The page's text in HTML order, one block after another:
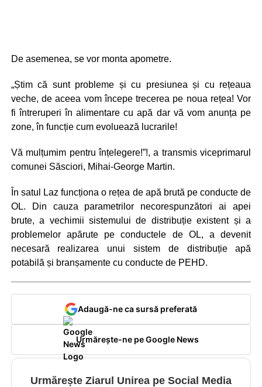
De asemenea, se vor monta apometre.
„Știm că sunt probleme și cu presiunea și cu rețeaua
veche, de aceea vom începe trecerea pe noua rețea! Vor
fi întreruperi în alimentare cu apă dar vă vom anunța pe
zone, în funcție cum evoluează lucrarile!
Vă mulțumim pentru înțelegere!”!, a transmis viceprimarul
comunei Săsciori, Mihai-George Martin.
În satul Laz funcționa o rețea de apă brută pe conducte de
OL. Din cauza parametrilor necorespunzători ai apei
brute, a vechimii sistemului de distribuție existent și a
problemelor apărute pe conductele de OL, a devenit
necesară realizarea unui sistem de distribuție apă
potabilă și branșamente cu conducte de PEHD.
Adaugă-ne ca sursă preferată
Urmărește-ne pe Google News
Urmărește Ziarul Unirea pe Social Media